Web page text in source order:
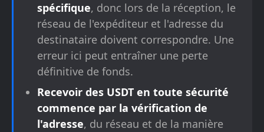
spécifique, donc lors de la réception, le
réseau de l'expéditeur et l'adresse du
destinataire doivent correspondre. Une
erreur ici peut entraîner une perte
définitive de fonds.
Recevoir des USDT en toute sécurité
commence par la vérification de
l'adresse, du réseau et de la manière